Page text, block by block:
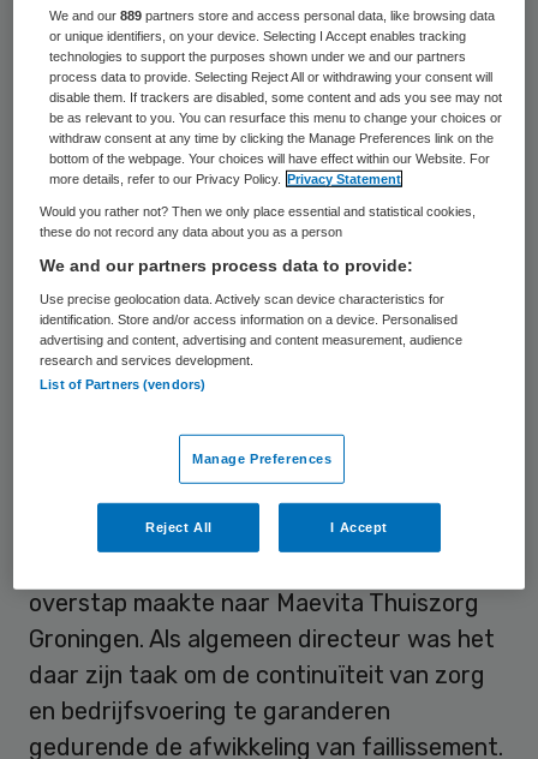
Gabriël Zwart (1964) is sinds 2015 lid van de
raad van bestuur van het Maastricht UMC+
met als aandachtsgebied Financiën.
Gabriël Zwart studeerde Bedrijfseconomie
aan de Erasmus Universiteit Rotterdam
waar hij later ook financieel management
doceerde. Als management consultant
adviseerde hij onder meer Ahold, KLM en
Heineken over grote financiële
consultancy bij grote organisaties deed
Gabriël Zwart in 2005 zijn intrede in de zorg
als lid raad van bestuur van Canisius
overstap maakte naar Maevita Thuiszorg
Groningen. Als algemeen directeur was het
daar zijn taak om de continuïteit van zorg
en bedrijfsvoering te garanderen
gedurende de afwikkeling van faillissement.
We and our889 partners store and access personal data, like browsing data
or unique identifiers, on your device. Selecting I Accept enables tracking
technologies to support the purposes shown under we and our partners
process data to provide. Selecting Reject All or withdrawing your consent will
disable them. If trackers are disabled, some content and ads you see may not
be as relevant to you. You can resurface this menu to change your choices or
withdraw consent at any time by clicking the Manage Preferences link on the
bottom of the webpage. Your choices will have effect within our Website. For
more details, refer to our Privacy Policy. Privacy Statement
Would you rather not? Then we only place essential and statistical cookies,
these do not record any data about you as a person
We and our partners process data to provide:
Use precise geolocation data. Actively scan device characteristics for
identification. Store and/or access information on a device. Personalised
advertising and content, advertising and content measurement, audience
research and services development.
List of Partners (vendors)
Manage Preferences
Reject All I Accept